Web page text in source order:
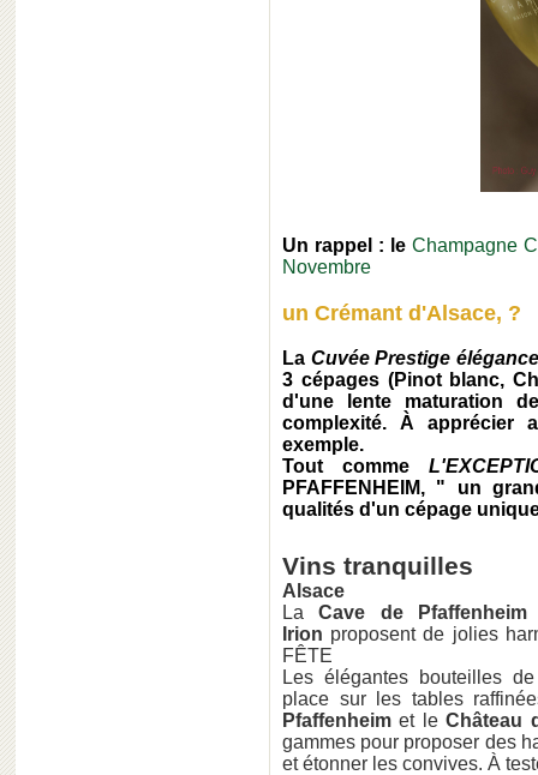
Un rappel : le Champagne
Novembre
un Crémant d'Alsace, ?
La Cuvée Prestige
3 cépages (Pinot blanc,
d'une lente maturation
complexité. À apprécier
exemple.
Tout comme
PFAFFENHEIM, " un
qualités d'un cépage
Vins tranquilles
Alsace
LaCave de Pfaffenheim
Irion proposent de jolies
FÊTE
Les élégantes bouteilles
place sur les tables
Pfaffenheim et leChâteau
gammes pour proposer des
et étonner les convives. À